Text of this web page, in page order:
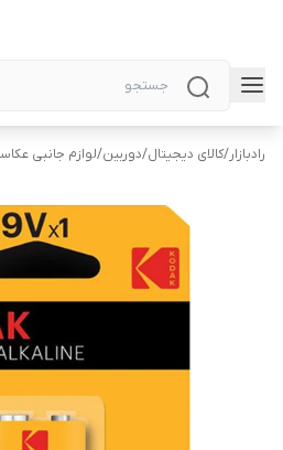
رادبازار/کالای دیجیتال/دوربین/لوازم جانبی